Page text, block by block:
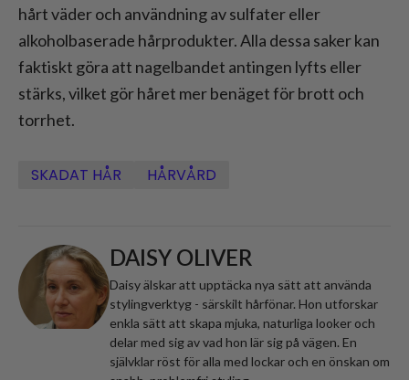
hårt väder och användning av sulfater eller
alkoholbaserade hårprodukter. Alla dessa saker kan
faktiskt göra att nagelbandet antingen lyfts eller
stärks, vilket gör håret mer benäget för brott och
torrhet.
SKADAT HÅR HÅRVÅRD
DAISY OLIVER
Daisy älskar att upptäcka nya sätt att använda
stylingverktyg - särskilt hårfönar. Hon utforskar
enkla sätt att skapa mjuka, naturliga looker och
delar med sig av vad hon lär sig på vägen. En
självklar röst för alla med lockar och en önskan om